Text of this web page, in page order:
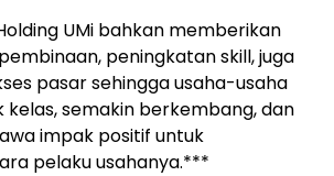
UMi bahkan memberikan
peningkatan skill, juga
pasar sehingga usaha-usaha
kelas, semakin berkembang, dan
impak positif untuk
pelaku usahanya.***